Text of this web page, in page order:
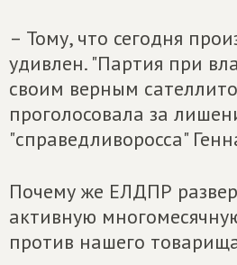
– Тому, что сегодня
удивлен. "Партия при
своим верным
проголосовала за
"справедливоросса"
Почему же ЕЛДПР
активную
против нашего